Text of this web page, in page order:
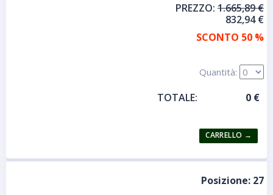
PREZZO: 1.665,89 €
832,94 €
SCONTO 50 %
Quantità:
TOTALE:
Posizione: 27